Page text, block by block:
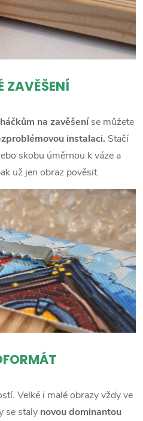
ZAVĚŠENÍ
na zavěšeníse můžete
instalaci. Stačí
skobu úměrnou k váze a
už jen obraz pověsit.
Velké i malé obrazy vždy ve
se staly novou dominantou